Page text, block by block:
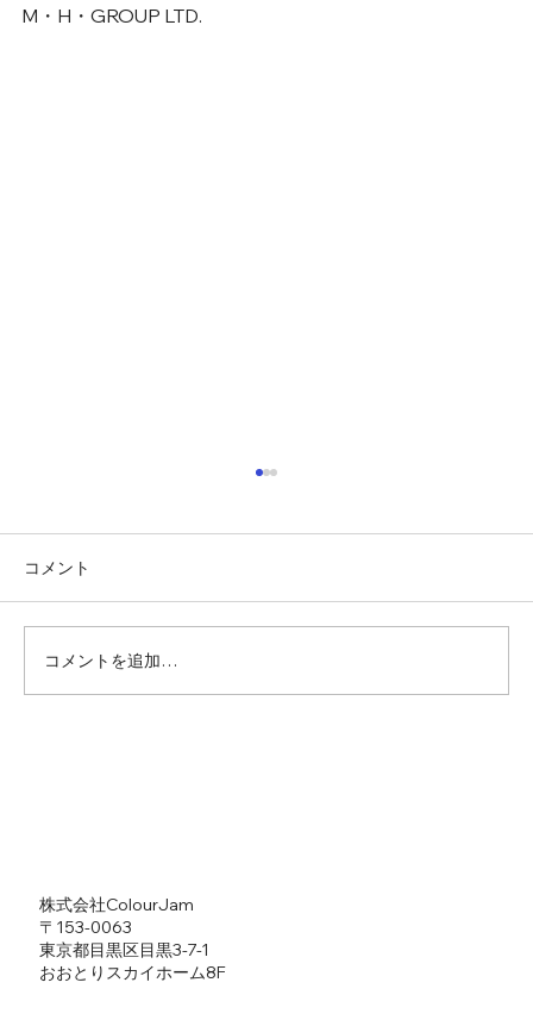
M・H・GROUP LTD.
コメント
コメントを追加…
​株式会社ColourJam
​〒153-0063
東京都目黒区目黒3-7-1
​おおとりスカイホーム8F